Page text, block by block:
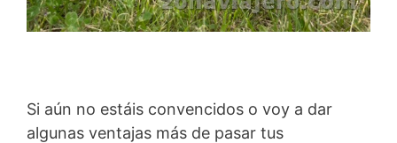
Si aún no estáis convencidos o voy a dar
algunas ventajas más de pasar tus